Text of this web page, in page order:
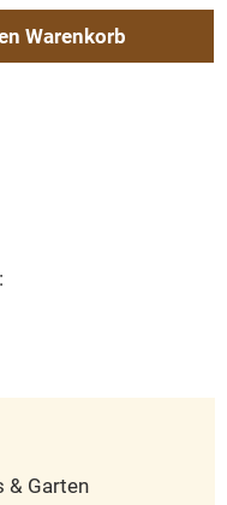
oder benutze die Schaltflächen
Warenkorb
& Garten